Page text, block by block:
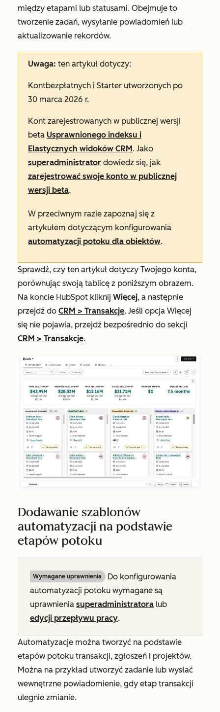
między etapami lub statusami. Obejmuje to
tworzenie zadań, wysyłanie powiadomień lub
aktualizowanie rekordów.
Uwaga: ten artykuł dotyczy:
Kontbezpłatnych i Starter utworzonych po
30 marca 2026 r.
Kont zarejestrowanych w publicznej wersji
beta Usprawnionego indeksu i
Elastycznych widoków CRM. Jako
superadministrator dowiedz się, jak
zarejestrować swoje konto w publicznej
wersji beta.
W przeciwnym razie zapoznaj się z
artykułem dotyczącym konfigurowania
automatyzacji potoku dla obiektów.
Sprawdź, czy ten artykuł dotyczy Twojego konta,
porównując swoją tablicę z poniższym obrazem.
Na koncie HubSpot kliknij Więcej, a następnie
przejdź do CRM > Transakcje. Jeśli opcja Więcej
się nie pojawia, przejdź bezpośrednio do sekcji
CRM > Transakcje.
Dodawanie szablonów
automatyzacji na podstawie
etapów potoku
Wymagane uprawnienia
Do konfigurowania
automatyzacji potoku wymagane są
uprawnienia superadministratora lub
edycji przepływu pracy.
Automatyzacje można tworzyć na podstawie
etapów potoku transakcji, zgłoszeń i projektów.
Można na przykład utworzyć zadanie lub wysłać
wewnętrzne powiadomienie, gdy etap transakcji
ulegnie zmianie.